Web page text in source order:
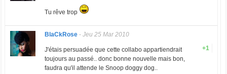
Tu rêve trop
BlaCkRose- Jeu 25 Mar 2010
+1
J'étais persuadée que cette collabo appartiendrait
toujours au passé.. donc bonne nouvelle mais bon,
faudra qu'il attende le Snoop doggy dog..